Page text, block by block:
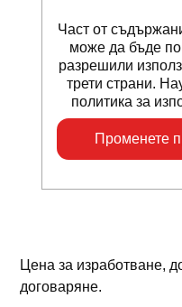
Част от
може да бъде
разрешили
трети страни.
политика за
Променете
Цена за изработване,
договаряне.